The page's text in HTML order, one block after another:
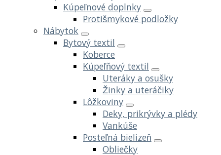
Kúpeľnové doplnky
Protišmykové podložky
Nábytok
Bytový textil
Koberce
Kúpeľňový textil
Uteráky a osušky
Žinky a uteráčiky
Lôžkoviny
Deky, prikrývky a plédy
Vankúše
Posteľná bielizeň
Obliečky